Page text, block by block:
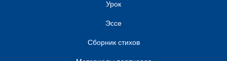
Урок
Эссе
Сборник стихов